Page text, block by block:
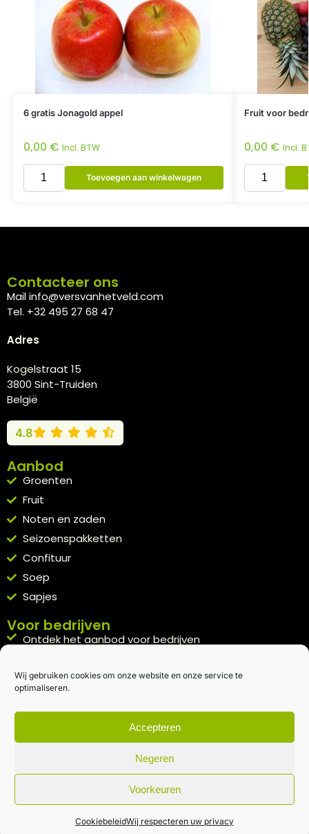
Wij gebruiken cookies om onze website en onze service te
optimaliseren.
Accepteren
Negeren
Voorkeuren
CookiebeleidWij respecteren uw privacy
6 gratis Jonagold appel
0,00 € Incl. BTW
Toevoegen aan winkelwagen
Fruit voor
0,00 € Incl.
Contacteer ons
Mail info@versvanhetveld.com
Tel. +32 495 27 68 47
Adres
Kogelstraat 15
3800 Sint-Truiden
België
4.8
Aanbod
Groenten
Fruit
Noten en zaden
Seizoenspakketten
Confituur
Soep
Sapjes
Voor bedrijven
Ontdek het aanbod voor bedrijven
Kennismakingspakket aanvragen
Blijft op de hoogte
Rechtstreeks van het veld naar je inbox.
Inschrijven nieuwsbrief
Algemene voorwaarden|Privacybeleid| gemaakt met door
creativitijd